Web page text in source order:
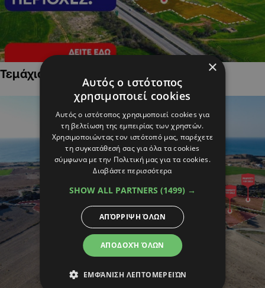
Τεμάχια Γης σε Οικιστικές Περιοχές ×
Αυτός ο ιστότοπος
χρησιμοποιεί cookies
Αυτός ο ιστότοπος χρησιμοποιεί cookies για
τη βελτίωση της εμπειρίας των χρηστών.
Χρησιμοποιώντας τον ιστότοπό μας, παρέχετε
τη συγκατάθεσή σας για όλα τα cookies
σύμφωνα με την Πολιτική μας για τα cookies.
Διαβάστε περισσότερα
SHOW ALL PARTNERS (1499) →
ΑΠΟΔΟΧΉ ΌΛΩΝ
ΑΠΌΡΡΙΨΗ ΌΛΩΝ
ΕΜΦΆΝΙΣΗ ΛΕΠΤΟΜΕΡΕΙΏΝ